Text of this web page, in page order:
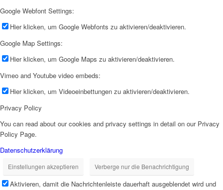
Google Webfont Settings:
Hier klicken, um Google Webfonts zu aktivieren/deaktivieren.
Google Map Settings:
Hier klicken, um Google Maps zu aktivieren/deaktivieren.
Vimeo and Youtube video embeds:
Hier klicken, um Videoeinbettungen zu aktivieren/deaktivieren.
Privacy Policy
You can read about our cookies and privacy settings in detail on our Privacy
Policy Page.
Datenschutzerklärung
Einstellungen akzeptieren Verberge nur die Benachrichtigung
Aktivieren, damit die Nachrichtenleiste dauerhaft ausgeblendet wird und